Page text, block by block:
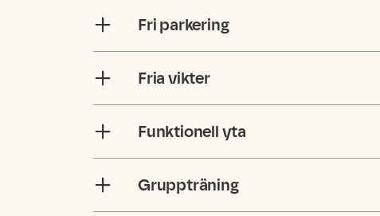
Fri parkering
Fria vikter
Funktionell yta
Gruppträning